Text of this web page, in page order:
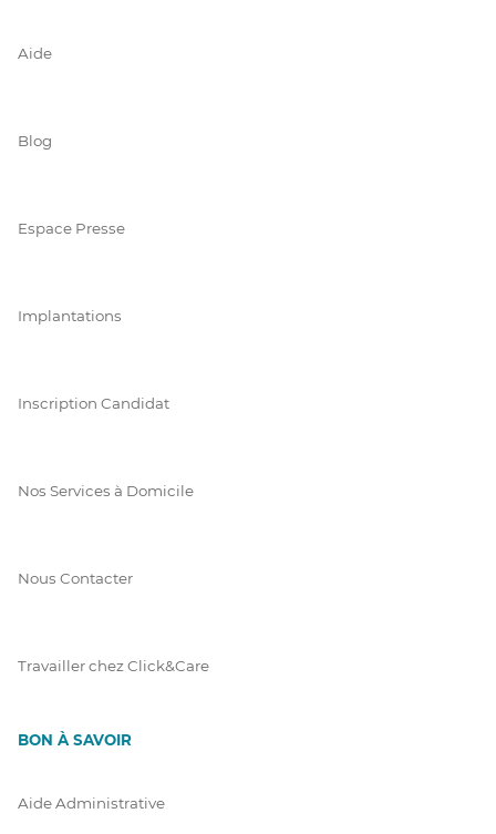
Aide
Blog
Espace Presse
Implantations
Inscription Candidat
Nos Services à Domicile
Nous Contacter
Travailler chez Click&Care
BON À SAVOIR
Aide Administrative